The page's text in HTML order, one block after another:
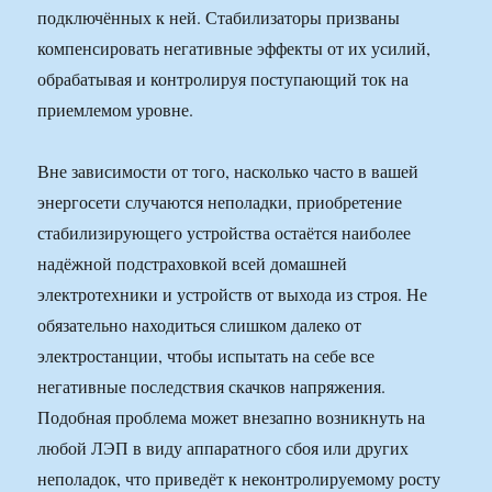
подключённых к ней. Стабилизаторы призваны
компенсировать негативные эффекты от их усилий,
обрабатывая и контролируя поступающий ток на
приемлемом уровне.
Вне зависимости от того, насколько часто в вашей
энергосети случаются неполадки, приобретение
стабилизирующего устройства остаётся наиболее
надёжной подстраховкой всей домашней
электротехники и устройств от выхода из строя. Не
обязательно находиться слишком далеко от
электростанции, чтобы испытать на себе все
негативные последствия скачков напряжения.
Подобная проблема может внезапно возникнуть на
любой ЛЭП в виду аппаратного сбоя или других
неполадок, что приведёт к неконтролируемому росту